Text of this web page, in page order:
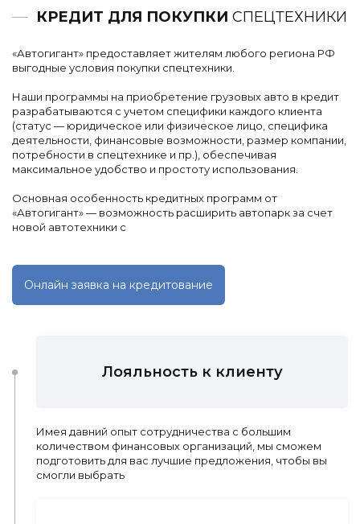
КРЕДИТ ДЛЯ ПОКУПКИ СПЕЦТЕХНИКИ
«Автогигант» предоставляет жителям любого региона РФ
выгодные условия покупки спецтехники.
Наши программы на приобретение грузовых авто в кредит
разрабатываются с учетом специфики каждого клиента
(статус — юридическое или физическое лицо, специфика
деятельности, финансовые возможности, размер компании,
потребности в спецтехнике и пр.), обеспечивая
максимальное удобство и простоту использования.
Основная особенность кредитных программ от
«Автогигант» — возможность расширить автопарк за счет
новой автотехники с
Онлайн заявка на кредитование
Лояльность к клиенту
Имея давний опыт сотрудничества с большим
количеством финансовых организаций, мы сможем
подготовить для вас лучшие предложения, чтобы вы
смогли выбрать